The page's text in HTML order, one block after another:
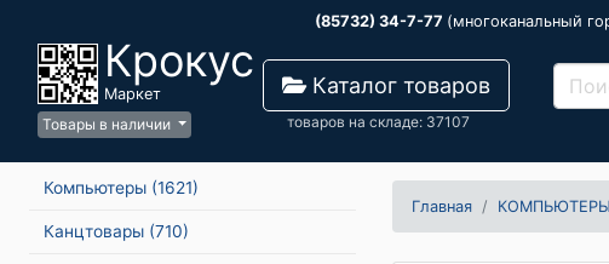
(85732) 34-7-77 (многоканальный
Крокус
Маркет
Товары в наличии
Каталог товаров
товаров на складе: 37107
Компьютеры (1621)
Канцтовары (710)
Главная КОМПЬЮТЕРЫ